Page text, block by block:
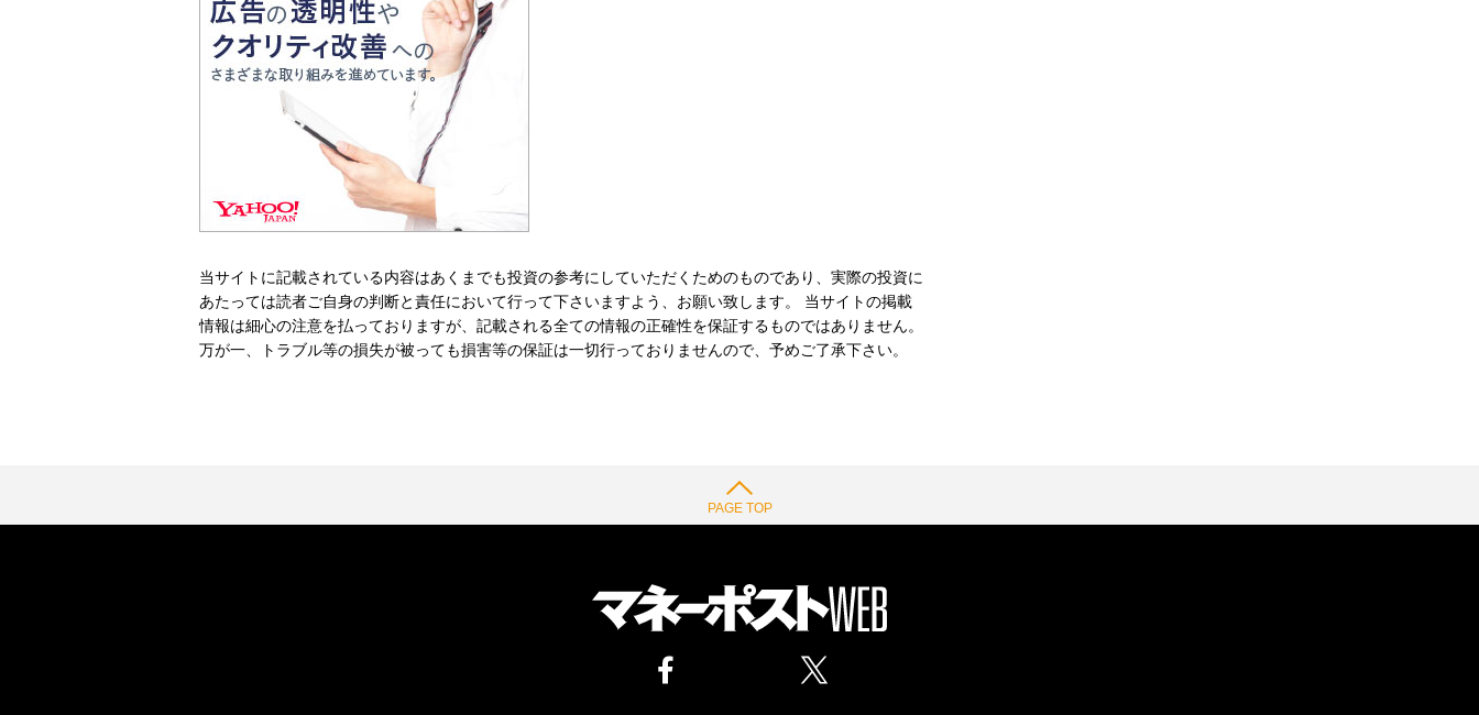
当サイトに記載されている内容はあくまでも投資の参考にしていただくためのものであり、実際の投資に
あたっては読者ご自身の判断と責任において行って下さいますよう、お願い致します。 当サイトの掲載
情報は細心の注意を払っておりますが、記載される全ての情報の正確性を保証するものではありません。
万が一、トラブル等の損失が被っても損害等の保証は一切行っておりませんので、予めご了承下さい。
PAGE TOP